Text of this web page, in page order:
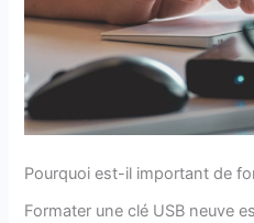
Pourquoi est-il important de
Formater une clé USB neuve